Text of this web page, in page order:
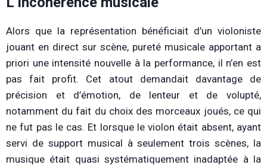
Alors que la représentation bénéficiait d’un violoniste
jouant en direct sur scène, pureté musicale apportant a
priori une intensité nouvelle à la performance, il n’en est
pas fait profit. Cet atout demandait davantage de
précision et d’émotion, de lenteur et de volupté,
notamment du fait du choix des morceaux joués, ce qui
ne fut pas le cas. Et lorsque le violon était absent, ayant
servi de support musical à seulement trois scènes, la
musique était quasi systématiquement inadaptée à la